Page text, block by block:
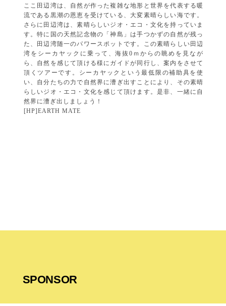
ここ田辺湾は、自然が作った複雑な地形と世界を代表する暖
流である黒潮の恩恵を受けている、大変素晴らしい海です。
さらに田辺湾は、素晴らしいジオ・エコ・文化を持っていま
す。特に国の天然記念物の「神島」は手つかずの自然が残っ
た、田辺湾随一のパワースポットです。この素晴らしい田辺
湾をシーカヤックに乗って、海抜0ｍからの眺めを見なが
ら、自然を感じて頂ける様にガイドが同行し、案内をさせて
頂くツアーです。シーカヤックという最低限の補助具を使
い、自分たちの力で自然界に漕ぎ出すことにより、その素晴
らしいジオ・エコ・文化を感じて頂けます。是非、一緒に自
然界に漕ぎ出しましょう！
[HP]EARTH MATE
SPONSOR